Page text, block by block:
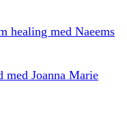
healing med Naeems
med Joanna Marie